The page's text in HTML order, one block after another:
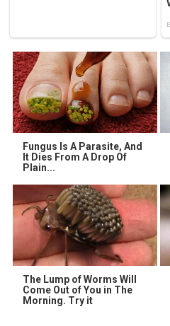
Fungus Is A Parasite, And
It Dies From A Drop Of
Plain...
The Lump of Worms Will
Come Out of You in The
Morning. Try it